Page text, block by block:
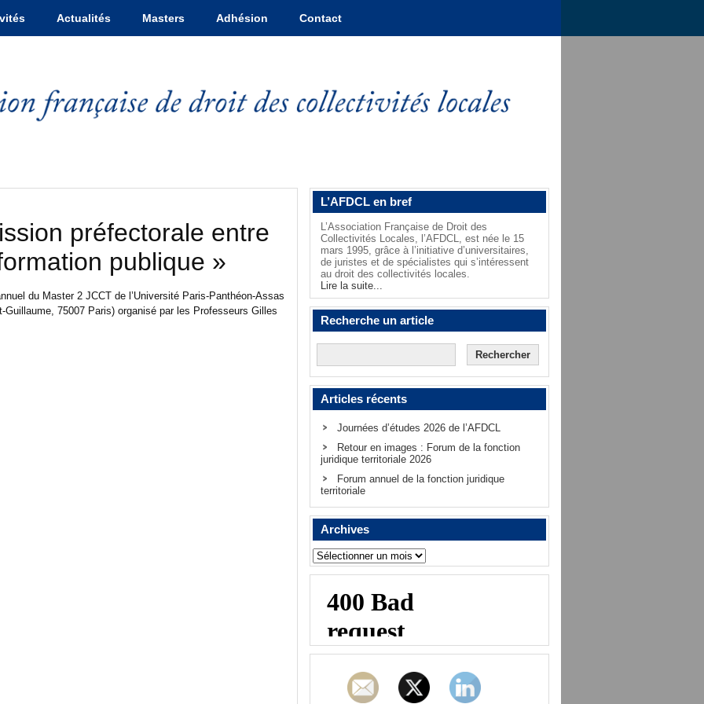
Actualités Masters Adhésion Contact
préfectorale entre
publique »
du Master 2 JCCT de l’Université Paris-Panthéon-Assas
Guillaume, 75007 Paris) organisé par les Professeurs Gilles
L’AFDCL en bref
L’Association Française de Droit des
Collectivités Locales, l’AFDCL, est née le 15
mars 1995, grâce à l’initiative d’universitaires,
de juristes et de spécialistes qui s’intéressent
au droit des collectivités locales.
Lire la suite...
Recherche un article
Articles récents
Journées d’études 2026 de l’AFDCL
Retour en images : Forum de la fonction
juridique territoriale 2026
Forum annuel de la fonction juridique
territoriale
Archives